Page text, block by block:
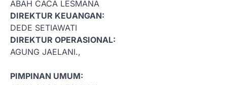
ABAH CACA LESMANA
DIREKTUR KEUANGAN:
DEDE SETIAWATI
DIREKTUR OPERASIONAL:
AGUNG JAELANI.,
PIMPINAN UMUM: